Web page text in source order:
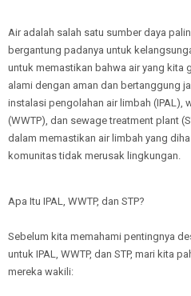
Air adalah salah satu sumber daya
bergantung padanya untuk
untuk memastikan bahwa air yang kita
alami dengan aman dan bertanggung
instalasi pengolahan air limbah (IPAL),
(WWTP), dan sewage treatment plant
dalam memastikan air limbah yang
komunitas tidak merusak lingkungan.
Apa Itu IPAL, WWTP, dan STP?
Sebelum kita memahami pentingnya
untuk IPAL, WWTP, dan STP, mari kita
mereka wakili: